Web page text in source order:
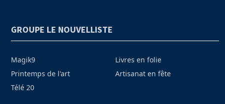
GROUPE LE NOUVELLISTE
Magik9
Printemps de l'art
Télé 20
Livres en folie
Artisanat en fête